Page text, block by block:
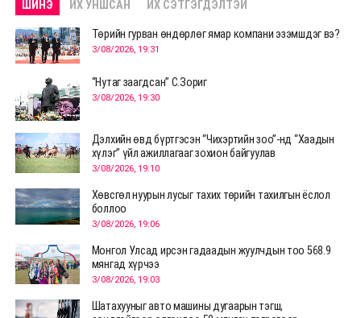
ШИНЭ ИХ УНШСАН ИХ СЭТГЭГДЭЛТЭЙ
Төрийн гурван өндөрлөг ямар компани эзэмшдэг вэ?
3/08/2026, 19:31
“Нутаг заагдсан” С.Зориг
3/08/2026, 19:30
Дэлхийн өвд бүртгэсэн “Чихэртийн зоо”-нд “Хаадын
хүлэг” үйл ажиллагааг зохион байгуулав
3/08/2026, 19:10
Хөвсгөл нуурын лусыг тахих төрийн тахилгын ёслол
боллоо
3/08/2026, 19:06
Монгол Улсад ирсэн гадаадын жуулчдын тоо 568.9
мянгад хүрчээ
3/08/2026, 19:03
Шатахууныг авто машины дугаарын тэгш,